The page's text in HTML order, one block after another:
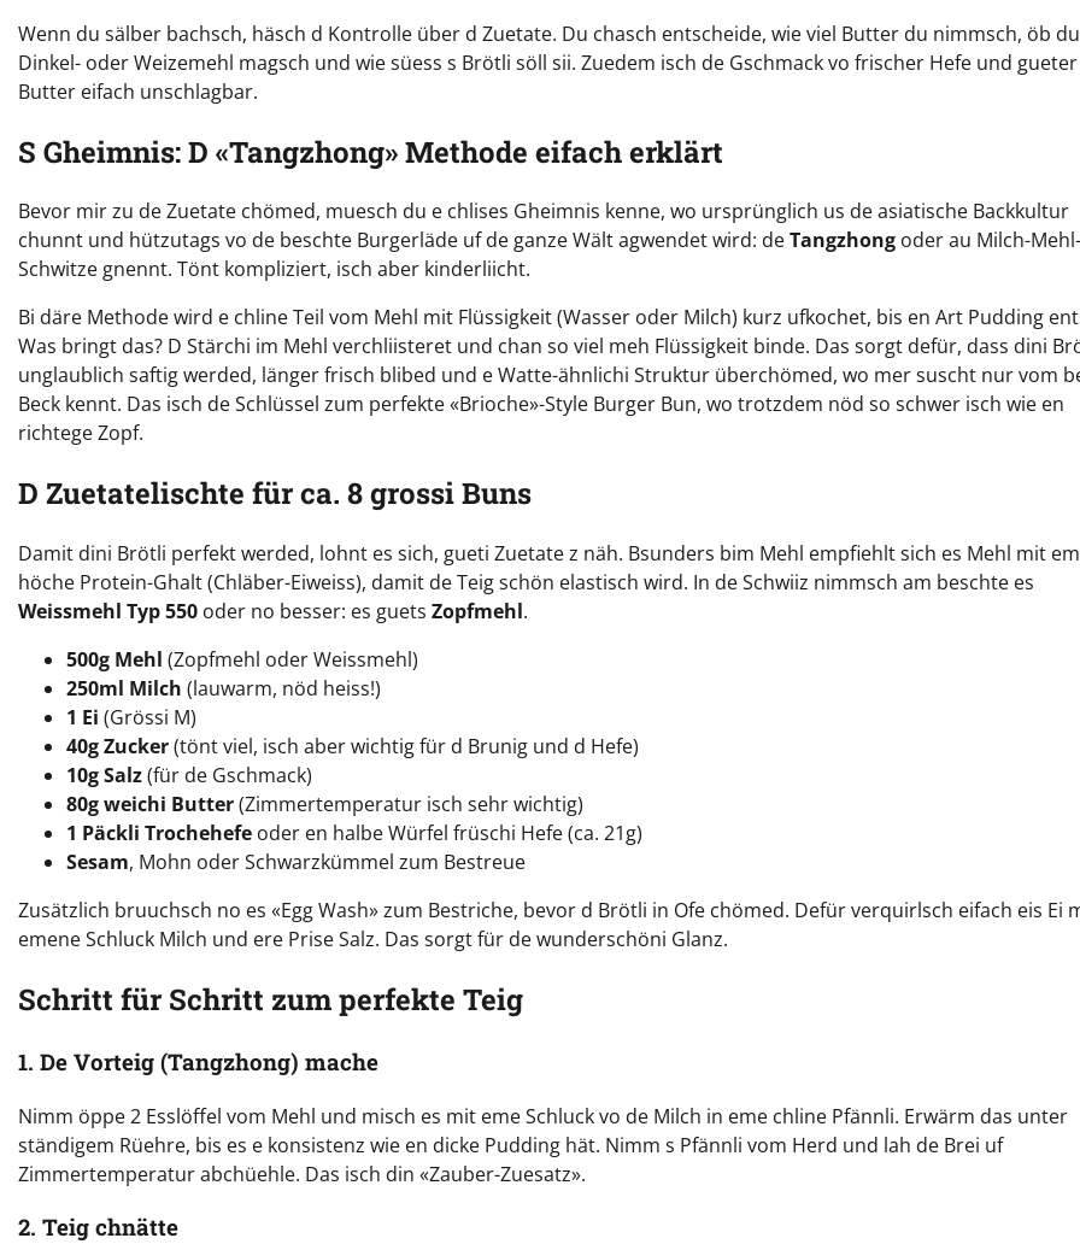
Wenn du sälber bachsch, häsch d Kontrolle über d Zuetate. Du chasch entscheide, wie viel Butter du nimmsch, öb
Dinkel- oder Weizemehl magsch und wie süess s Brötli söll sii. Zuedem isch de Gschmack vo frischer Hefe und gueter
Butter eifach unschlagbar.
S Gheimnis: D «Tangzhong» Methode eifach erklärt
Bevor mir zu de Zuetate chömed, muesch du e chlises Gheimnis kenne, wo ursprünglich us de asiatische Backkultur
chunnt und hützutags vo de beschte Burgerläde uf de ganze Wält agwendet wird: deTangzhong oder au Milch-Mehl-
Schwitze gnennt. Tönt kompliziert, isch aber kinderliicht.
Bi däre Methode wird e chline Teil vom Mehl mit Flüssigkeit (Wasser oder Milch) kurz ufkochet, bis en Art Pudding
Was bringt das? D Stärchi im Mehl verchliisteret und chan so viel meh Flüssigkeit binde. Das sorgt defür, dass dini
unglaublich saftig werded, länger frisch blibed und e Watte-ähnlichi Struktur überchömed, wo mer suscht nur vom
Beck kennt. Das isch de Schlüssel zum perfekte «Brioche»-Style Burger Bun, wo trotzdem nöd so schwer isch wie en
richtege Zopf.
D Zuetatelischte für ca. 8 grossi Buns
Damit dini Brötli perfekt werded, lohnt es sich, gueti Zuetate z näh. Bsunders bim Mehl empfiehlt sich es Mehl mit
höche Protein-Ghalt (Chläber-Eiweiss), damit de Teig schön elastisch wird. In de Schwiiz nimmsch am beschte es
Weissmehl Typ 550 oder no besser: es guets Zopfmehl.
500g Mehl (Zopfmehl oder Weissmehl)
250ml Milch (lauwarm, nöd heiss!)
1 Ei (Grössi M)
40g Zucker(tönt viel, isch aber wichtig für d Brunig und d Hefe)
10g Salz(für de Gschmack)
80g weichi Butter(Zimmertemperatur isch sehr wichtig)
1 Päckli Trochehefe oder en halbe Würfel früschi Hefe (ca. 21g)
Sesam, Mohn oder Schwarzkümmel zum Bestreue
Zusätzlich bruuchsch no es «Egg Wash» zum Bestriche, bevor d Brötli in Ofe chömed. Defür verquirlsch eifach eis Ei
emene Schluck Milch und ere Prise Salz. Das sorgt für de wunderschöni Glanz.
Schritt für Schritt zum perfekte Teig
1. De Vorteig (Tangzhong) mache
Nimm öppe 2 Esslöffel vom Mehl und misch es mit eme Schluck vo de Milch in eme chline Pfännli. Erwärm das unter
ständigem Rüehre, bis es e konsistenz wie en dicke Pudding hät. Nimm s Pfännli vom Herd und lah de Brei uf
Zimmertemperatur abchüehle. Das isch din «Zauber-Zuesatz».
2. Teig chnätte